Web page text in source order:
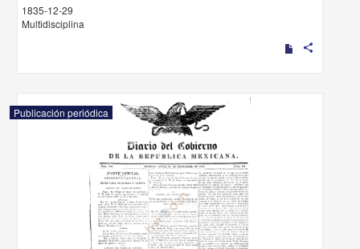
1835-12-29
Multidisciplina
share
Publicación periódica